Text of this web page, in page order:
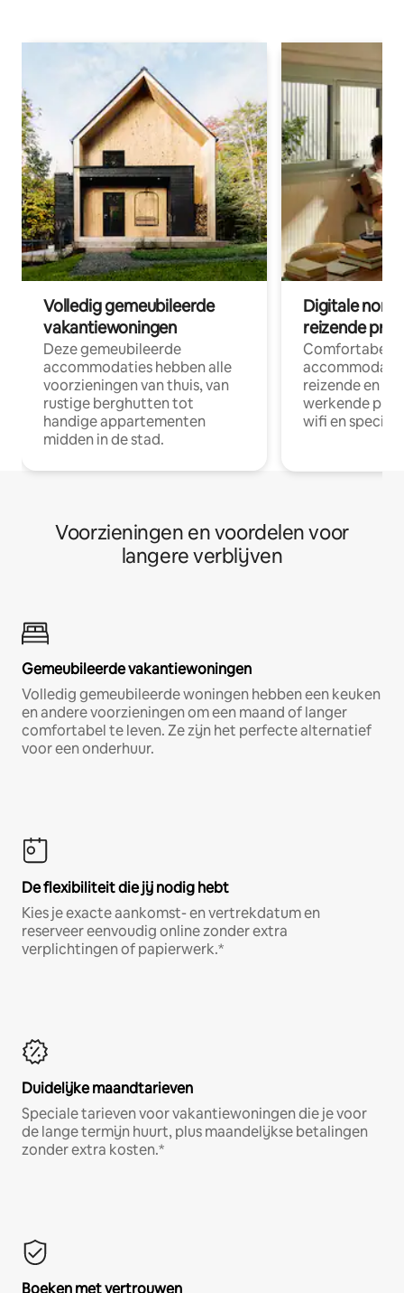
Volledig gemeubileerde
vakantiewoningen
Deze gemeubileerde
accommodaties hebben alle
voorzieningen van thuis, van
rustige berghutten tot
handige appartementen
midden in de stad.
Digitale
reizende
Comfortabele
reizende en
werkende
wifi en
Voorzieningen en voordelen voor
langere verblijven
Gemeubileerde vakantiewoningen
Volledig gemeubileerde woningen hebben een keuken
en andere voorzieningen om een maand of langer
comfortabel te leven. Ze zijn het perfecte alternatief
voor een onderhuur.
De flexibiliteit die jij nodig hebt
Kies je exacte aankomst- en vertrekdatum en
reserveer eenvoudig online zonder extra
verplichtingen of papierwerk.*
Duidelijke maandtarieven
Speciale tarieven voor vakantiewoningen die je voor
de lange termijn huurt, plus maandelijkse betalingen
zonder extra kosten.*
Boeken met vertrouwen